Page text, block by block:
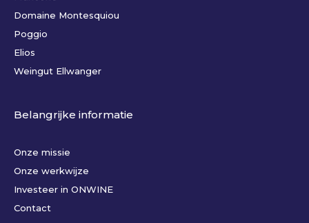
Domaine Montesquiou
Poggio
Elios
Weingut Ellwanger
Belangrijke informatie
Onze missie
Onze werkwijze
Investeer in ONWINE
Contact